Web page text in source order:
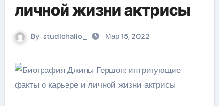
личной жизни актрисы
By studiohallo_ Мар 15, 2022